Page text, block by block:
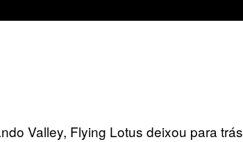
Valley, Flying Lotus deixou para trás